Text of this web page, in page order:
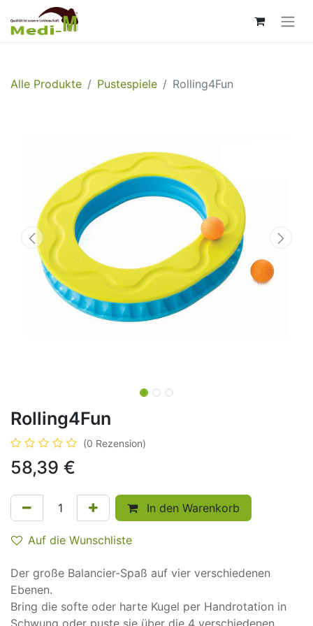
Alle Produkte Pustespiele Rolling4Fun
Rolling4Fun
(0 Rezension)
58,39 €
In den Warenkorb
Auf die Wunschliste
Der große Balancier-Spaß auf vier verschiedenen
Ebenen.
Bring die softe oder harte Kugel per Handrotation in
Schwung oder puste sie über die 4 verschiedenen